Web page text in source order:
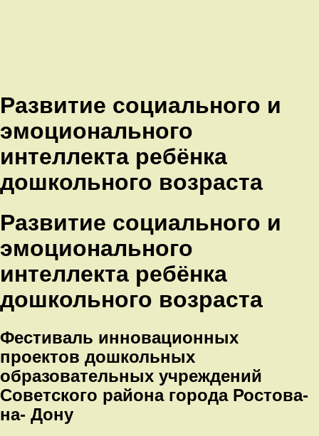
Развитие социального и
эмоционального
интеллекта ребёнка
дошкольного возраста
Развитие социального и
эмоционального
интеллекта ребёнка
дошкольного возраста
Фестиваль инновационных
проектов дошкольных
образовательных учреждений
Советского района города Ростова-
на- Дону